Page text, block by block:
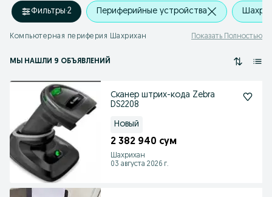
Фильтры·2 Периферийные устройства
Компьютерная периферия Шахрихан Показать Полностью
МЫ НАШЛИ 9 ОБЪЯВЛЕНИЙ
Сканер штрих-кода Zebra
DS2208
Новый
2 382 940 сум
Шахрихан
03 августа 2026 г.